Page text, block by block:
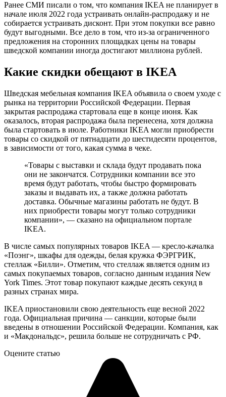
Ранее СМИ писали о том, что компания IKEA не планирует в
начале июля 2022 года устраивать онлайн-распродажу и не
собирается устраивать дисконт. При этом покупки все равно
будут выгодными. Все дело в том, что из-за ограниченного
предложения на сторонних площадках цены на товары
шведской компании иногда достигают миллиона рублей.
Какие скидки обещают в IKEA
Шведская мебельная компания IKEA объявила о своем уходе с
рынка на территории Российской Федерации. Первая
закрытая распродажа стартовала еще в конце июня. Как
оказалось, вторая распродажа была перенесена, хотя должна
была стартовать в июле. Работники IKEA могли приобрести
товары со скидкой от пятнадцати до шестидесяти процентов,
в зависимости от того, какая сумма в чеке.
«Товары с выставки и склада будут продавать пока
они не закончатся. Сотрудники компании все это
время будут работать, чтобы быстро формировать
заказы и выдавать их, а также должна работать
доставка. Обычные магазины работать не будут. В
них приобрести товары могут только сотрудники
компании», — сказано на официальном портале
IKEA.
В числе самых популярных товаров IKEA — кресло-качалка
«Поэнг», шкафы для одежды, белая кружка ФЭРГРИК,
стеллаж «Билли». Отметим, что стеллаж является одним из
самых покупаемых товаров, согласно данным издания New
York Times. Этот товар покупают каждые десять секунд в
разных странах мира.
IKEA приостановили свою деятельность еще весной 2022
года. Официальная причина — санкции, которые были
введены в отношении Российской Федерации. Компания, как
и «Макдональдс», решила больше не сотрудничать с РФ.
Оцените статью